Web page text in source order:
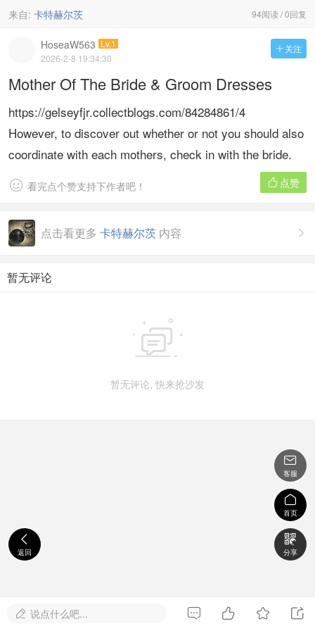
94阅读 / 0回复
来自: 卡特赫尔茨
 关注
HoseaW563 Lv.1
2026-2-8 19:34:30
Mother Of The Bride & Groom Dresses
https://gelseyfjr.collectblogs.com/84284861/4
However, to discover out whether or not you should also
coordinate with each mothers, check in with the bride.
 点赞
 看完点个赞支持下作者吧！

点击看更多 卡特赫尔茨 内容
暂无评论

暂无评论, 快来抢沙发

返回

客服

首页

分享
 说点什么吧...    